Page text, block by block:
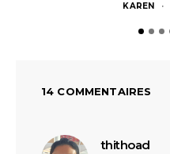
KAREN
14 COMMENTAIRES
thithoad